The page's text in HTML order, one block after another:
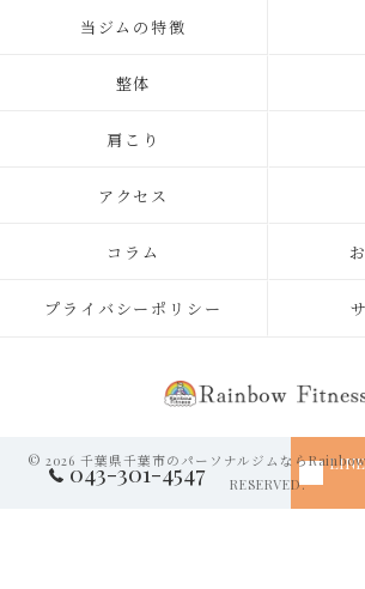
043-301-4547
当ジムの特徴
整体
肩こり
アクセス
コラム
プライバシーポリシー
© 2026 千葉県千葉市のパーソナルジムなら
RESERVED.